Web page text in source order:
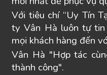
Với tiêu chí “Uy Tín
ty Vân Hà luôn tự
mọi khách hàng đến
Vân Hà "Hợp tác
thành công".